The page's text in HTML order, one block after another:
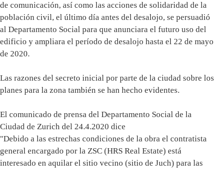
de comunicación, así como las acciones de solidaridad de la
población civil, el último día antes del desalojo, se persuadió
al Departamento Social para que anunciara el futuro uso del
edificio y ampliara el período de desalojo hasta el 22 de mayo
de 2020.
Las razones del secreto inicial por parte de la ciudad sobre los
planes para la zona también se han hecho evidentes.
El comunicado de prensa del Departamento Social de la
Ciudad de Zurich del 24.4.2020 dice
"Debido a las estrechas condiciones de la obra el contratista
general encargado por la ZSC (HRS Real Estate) está
interesado en aquilar el sitio vecino (sitio de Juch) para las